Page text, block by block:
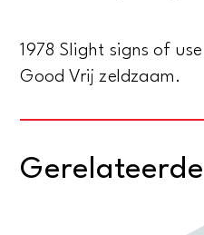
1978 Slight signs of
Good Vrij zeldzaam.